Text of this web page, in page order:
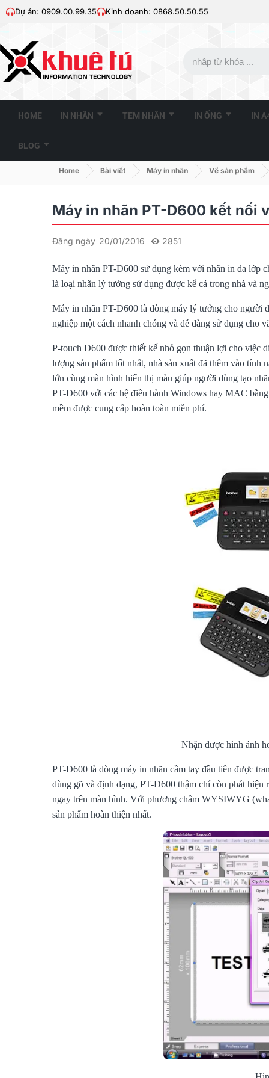
Dự án: 0909.00.99.35 Kinh doanh: 0868.50.50.55
HOME IN NHÃN TEM NHÃN IN ỐNG IN
BLOG
Home Bài viết Máy in nhãn Về sản phẩm
Máy in nhãn PT-D600 kết nối
Đăng ngày 20/01/2016 2851
Máy in nhãn PT-D600 sử dụng kèm với nhãn in đa lớp
là loại nhãn lý tưởng sử dụng được kể cả trong nhà và
Máy in nhãn PT-D600 là dòng máy lý tưởng cho người
nghiệp một cách nhanh chóng và dễ dàng sử dụng cho
P-touch D600 được thiết kế nhỏ gọn thuận lợi cho việc
lượng sản phẩm tốt nhất, nhà sản xuất đã thêm vào
lớn cùng màn hình hiển thị màu giúp người dùng tạo
PT-D600 với các hệ điều hành Windows hay MAC
mềm được cung cấp hoàn toàn miễn phí.
Nhận được hình ảnh
PT-D600 là dòng máy in nhãn cầm tay đầu tiên được
dùng gõ và định dạng, PT-D600 thậm chí còn phát
ngay trên màn hình. Với phương châm WYSIWYG
sản phẩm hoàn thiện nhất.